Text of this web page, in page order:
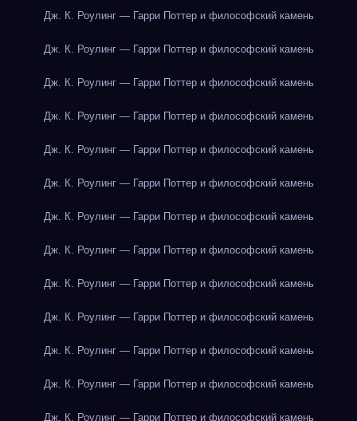
Дж. К. Роулинг — Гарри Поттер и философский камень
Дж. К. Роулинг — Гарри Поттер и философский камень
Дж. К. Роулинг — Гарри Поттер и философский камень
Дж. К. Роулинг — Гарри Поттер и философский камень
Дж. К. Роулинг — Гарри Поттер и философский камень
Дж. К. Роулинг — Гарри Поттер и философский камень
Дж. К. Роулинг — Гарри Поттер и философский камень
Дж. К. Роулинг — Гарри Поттер и философский камень
Дж. К. Роулинг — Гарри Поттер и философский камень
Дж. К. Роулинг — Гарри Поттер и философский камень
Дж. К. Роулинг — Гарри Поттер и философский камень
Дж. К. Роулинг — Гарри Поттер и философский камень
Дж. К. Роулинг — Гарри Поттер и философский камень